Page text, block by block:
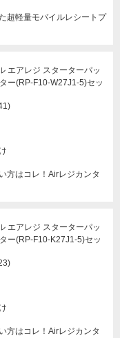
超軽量モバイルレシートプ
エアレジ スターターパッ
ー(RP-F10-W27J1-5)セッ
方はコレ！Airレジカンタ
エアレジ スターターパッ
ー(RP-F10-K27J1-5)セッ
方はコレ！Airレジカンタ